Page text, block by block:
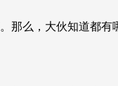
那么，大伙知道都